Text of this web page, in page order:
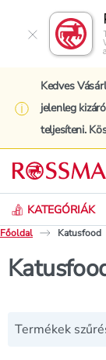
Kedves
jelenleg
teljesíteni.
KATEGÓRIÁK
Keresés
Főoldal
Katusfood
Termékek